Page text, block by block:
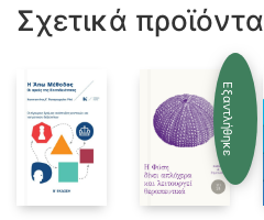
Σχετικά προϊόντα
Εξαντλήθηκε